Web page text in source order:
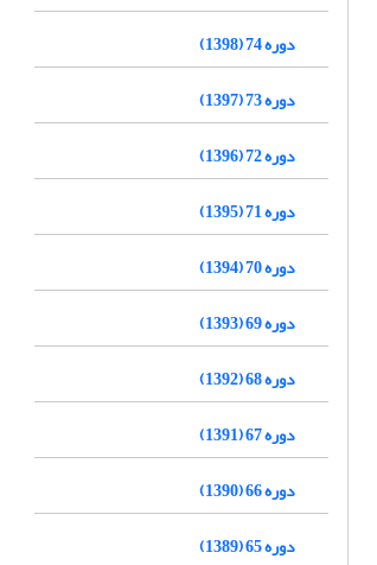
دوره 74 (1398)
دوره 73 (1397)
دوره 72 (1396)
دوره 71 (1395)
دوره 70 (1394)
دوره 69 (1393)
دوره 68 (1392)
دوره 67 (1391)
دوره 66 (1390)
دوره 65 (1389)